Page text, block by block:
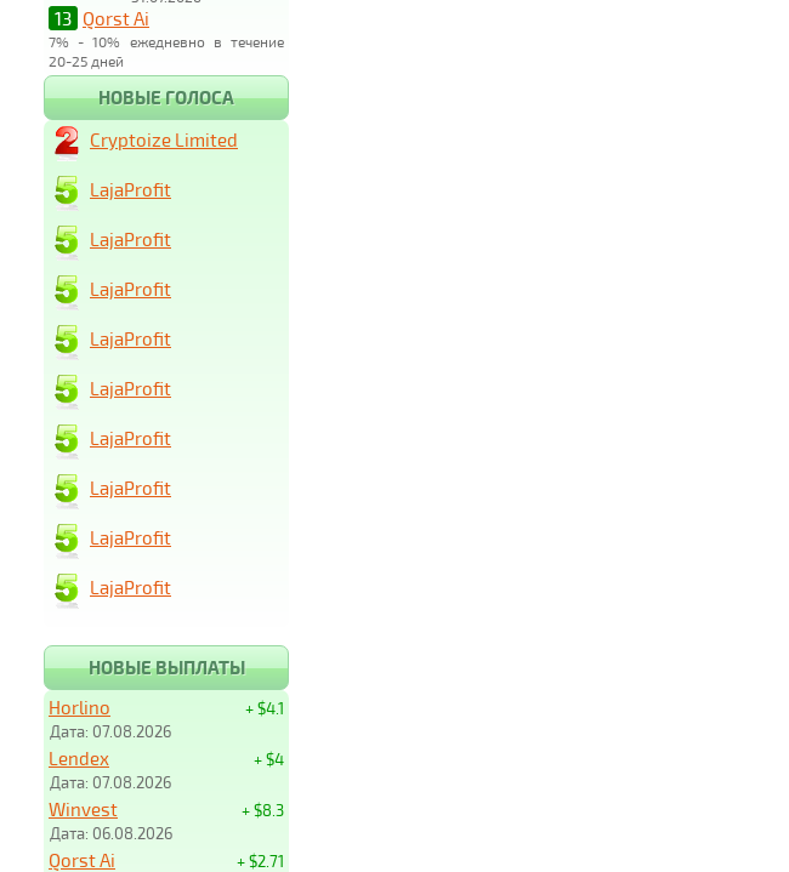
13 Qorst Ai
7% - 10% ежедневно в течение
20-25 дней
НОВЫЕ ГОЛОСА
Cryptoize Limited
LajaProfit
LajaProfit
LajaProfit
LajaProfit
LajaProfit
LajaProfit
LajaProfit
LajaProfit
LajaProfit
НОВЫЕ ВЫПЛАТЫ
+ $4.1
Horlino
Дата: 07.08.2026
+ $4
Lendex
Дата: 07.08.2026
+ $8.3
Winvest
Дата: 06.08.2026
+ $2.71
Qorst Ai